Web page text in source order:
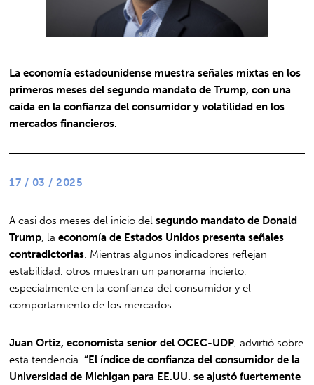
La economía estadounidense muestra señales mixtas en los
primeros meses del segundo mandato de Trump, con una
caída en la confianza del consumidor y volatilidad en los
mercados financieros.
17 / 03 / 2025
A casi dos meses del inicio delsegundo mandato de Donald
Trump , laeconomía de Estados Unidos presenta señales
contradictorias . Mientras algunos indicadores reflejan
estabilidad, otros muestran un panorama incierto,
especialmente en la confianza del consumidor y el
comportamiento de los mercados.
Juan Ortiz, economista senior del OCEC-UDP , advirtió sobre
esta tendencia.“El índice de confianza del consumidor de la
Universidad de Michigan para EE.UU. se ajustó fuertemente